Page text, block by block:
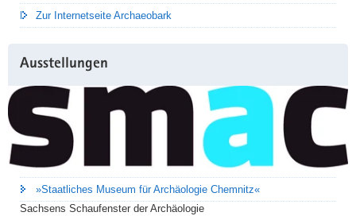
Zur Internetseite Archaeobark
Ausstellungen
»Staatliches Museum für Archäologie Chemnitz«
Sachsens Schaufenster der Archäologie